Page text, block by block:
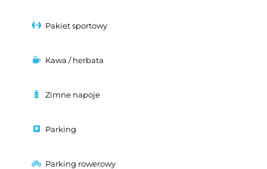
Pakiet sportowy
Kawa / herbata
Zimne napoje
Parking
Parking rowerowy